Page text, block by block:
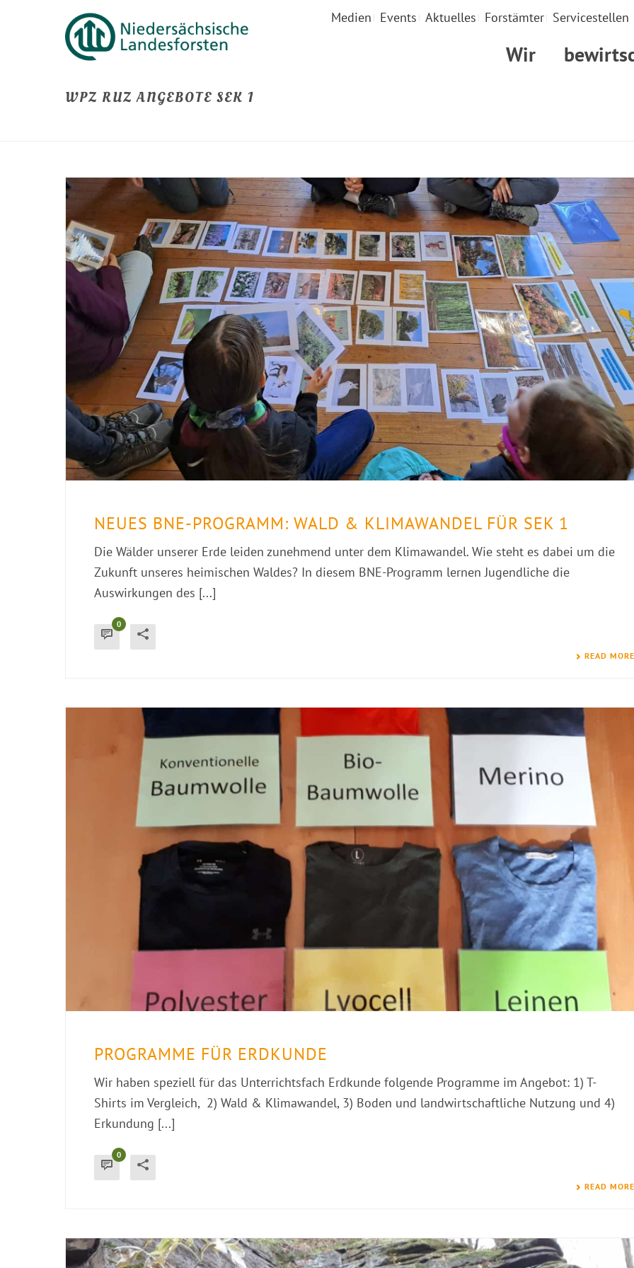
Medien Events Aktuelles Forstämter Servicestellen
Wir
WPZ RUZ ANGEBOTE SEK 1
NEUES BNE-PROGRAMM: WALD & KLIMAWANDEL FÜR SEK 1
Die Wälder unserer Erde leiden zunehmend unter dem Klimawandel. Wie steht es dabei um die
Zukunft unseres heimischen Waldes? In diesem BNE-Programm lernen Jugendliche die
Auswirkungen des [...]
0
READ MORE
PROGRAMME FÜR ERDKUNDE
Wir haben speziell für das Unterrichtsfach Erdkunde folgende Programme im Angebot: 1) T-
Shirts im Vergleich, 2) Wald & Klimawandel, 3) Boden und landwirtschaftliche Nutzung und 4)
Erkundung [...]
0
READ MORE